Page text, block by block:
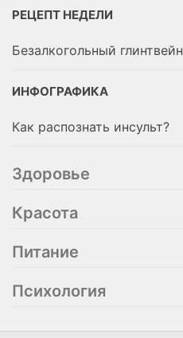
РЕЦЕПТ НЕДЕЛИ
Безалкогольный глинтвейн
ИНФОГРАФИКА
Как распознать инсульт?
Здоровье
Красота
Питание
Психология